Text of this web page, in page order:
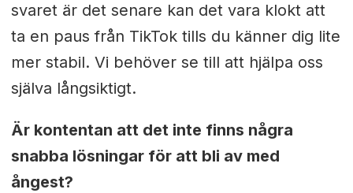
svaret är det senare kan det vara klokt att
ta en paus från TikTok tills du känner dig lite
mer stabil. Vi behöver se till att hjälpa oss
själva långsiktigt.
Är kontentan att det inte finns några
snabba lösningar för att bli av med
ångest?